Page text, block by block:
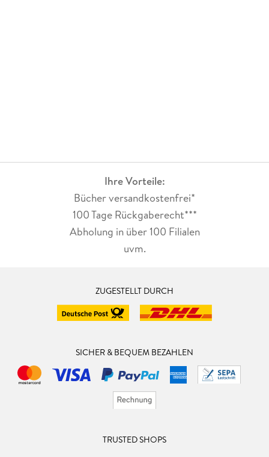
Ihre Vorteile:
Bücher versandkostenfrei*
100 Tage Rückgaberecht***
Abholung in über 100 Filialen
uvm.
ZUGESTELLT DURCH
SICHER & BEQUEM BEZAHLEN
TRUSTED SHOPS